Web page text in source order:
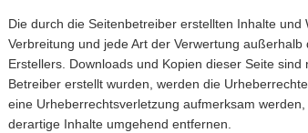
Die durch die Seitenbetreiber erstellten Inhalte
Verbreitung und jede Art der Verwertung
Erstellers. Downloads und Kopien dieser Seite
Betreiber erstellt wurden, werden die
eine Urheberrechtsverletzung aufmerksam
derartige Inhalte umgehend entfernen.